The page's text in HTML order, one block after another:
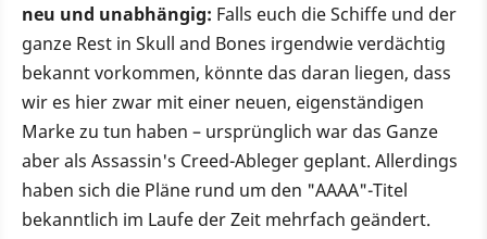
neu und unabhängig: Falls euch die Schiffe und der
ganze Rest in Skull and Bones irgendwie verdächtig
bekannt vorkommen, könnte das daran liegen, dass
wir es hier zwar mit einer neuen, eigenständigen
Marke zu tun haben – ursprünglich war das Ganze
aber als Assassin's Creed-Ableger geplant. Allerdings
haben sich die Pläne rund um den "AAAA"-Titel
bekanntlich im Laufe der Zeit mehrfach geändert.